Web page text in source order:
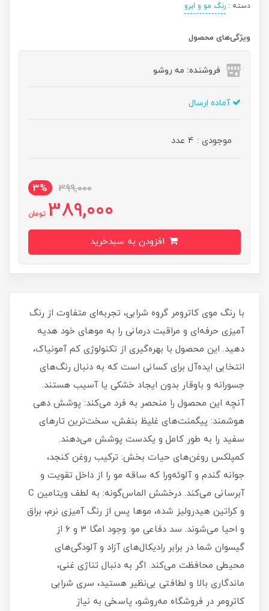
دسته : رنگ مو و ابرو
ویژگی‌های محصول
فروشنده: مه رو‌شو
آماده ارسال
موجودی : 4 عدد
399,000
3%
389,000 تومان
با رنگ موی کاترومر گروه شرابی، تجربه‌ای متفاوت از رنگ
آمیزی حرفه‌ای و مراقبت درمانی را به موهای خود هدیه
دهید. این محصول با بهره‌گیری از تکنولوژی کم آمونیاک،
انتخابی ایده‌آل برای کسانی است که به دنبال رنگ‌های
جسورانه و باوقار بدون ایجاد خشکی یا آسیب هستند.
آنچه این محصول را منحصر به‌ فرد می‌کند: پوشش دهی
هوشمند: پیگمنت‌های غلیظ بنفش، سخت‌ترین تارهای
سفید را به طور کامل و یکدست پوشش می‌دهند.
کمپلکس روغن‌های حیات بخش: ترکیب روغن کنجد،
جوانه گندم و آلوئه‌ورا که ساقه مو را از داخل تقویت و
آبرسانی می‌کند. درخشش الماس‌گونه: به لطف ویتامین C
و کراتین هیدرولیز شده، موها پس از رنگ آمیزی نرم، براق
و احیا می‌شوند. سد دفاعی مو: وجود امگا ۳ و ۶ از
گیسوان شما در برابر رادیکال‌های آزاد و آلودگی‌های
محیطی محافظت می‌کند. اگر به دنبال تناژی غنی،
ماندگاری بالا و لطافتی بی‌نظیر هستید، سری شرابی
کاترومر در فروشگاه مه‌روشو، پاسخی به نیاز